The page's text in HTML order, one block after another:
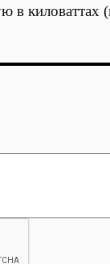
в киловаттах